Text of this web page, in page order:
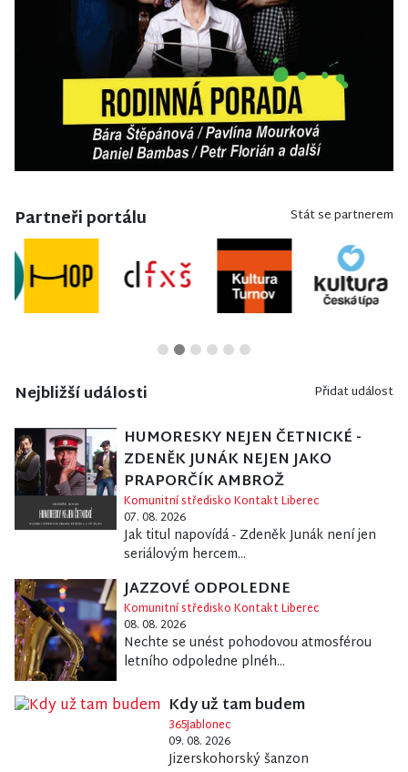
Partneři portálu Stát se partnerem
Nejbližší události Přidat událost
HUMORESKY NEJEN ČETNICKÉ -
ZDENĚK JUNÁK NEJEN JAKO
PRAPORČÍK AMBROŽ
Komunitní středisko Kontakt Liberec
07. 08. 2026
Jak titul napovídá - Zdeněk Junák není jen
seriálovým hercem...
JAZZOVÉ ODPOLEDNE
Komunitní středisko Kontakt Liberec
08. 08. 2026
Nechte se unést pohodovou atmosférou
letního odpoledne plnéh...
Kdy už tam budem
365Jablonec
09. 08. 2026
Jizerskohorský šanzon